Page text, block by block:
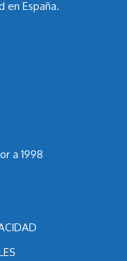
en España.
a 1998